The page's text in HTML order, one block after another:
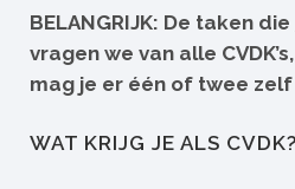
BELANGRIJK: De taken die
vragen we van alle
mag je er één of twee
WAT KRIJG JE ALS CVDK?